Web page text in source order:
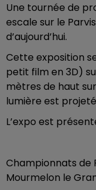
Une tournée de
escale sur le
d’aujourd’hui.
Cette exposition
petit film en 3D)
mètres de haut
lumière est
L’expo est
Championnats de
Mourmelon le